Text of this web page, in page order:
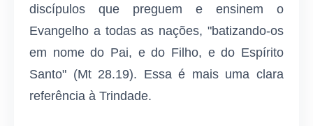
discípulos que preguem e ensinem o
Evangelho a todas as nações, "batizando-os
em nome do Pai, e do Filho, e do Espírito
Santo" (Mt 28.19). Essa é mais uma clara
referência à Trindade.